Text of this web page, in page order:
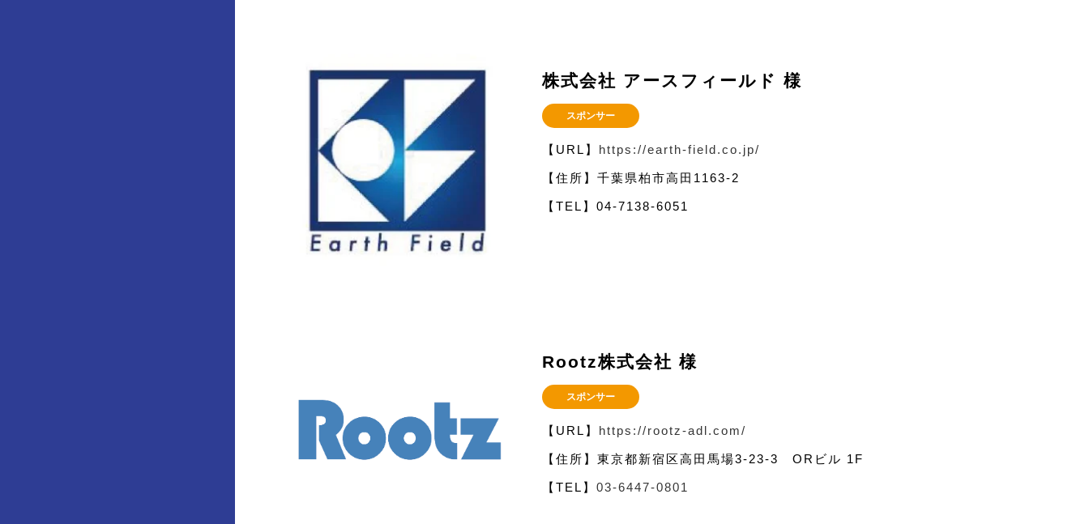
株式会社 アースフィールド 様
スポンサー
【URL】 https://earth-field.co.jp/
【住所】千葉県柏市高田1163-2
【TEL】04-7138-6051
Rootz株式会社 様
スポンサー
【URL】 https://rootz-adl.com/
【住所】東京都新宿区高田馬場3-23-3 ORビル 1F
【TEL】 03-6447-0801